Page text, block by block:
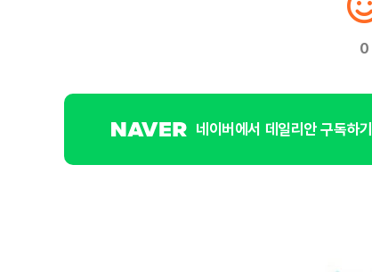
0
네이버에서 데일리안 구독하기